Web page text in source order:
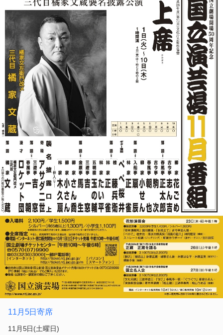
11月5日寄席
11月5日(土曜日)